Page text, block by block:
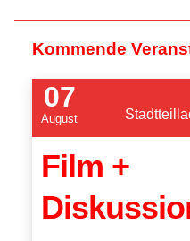
Kommende
07
August
Film +